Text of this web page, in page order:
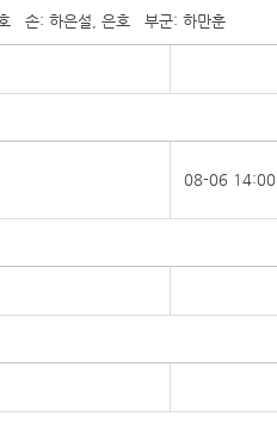
손: 하은설, 은호 부군: 하만훈
08-06 14:00